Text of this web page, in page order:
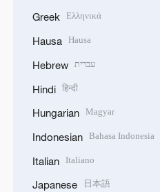
Greek Ελληνικά
Hausa Hausa
Hebrew עברית
Hindi हिन्दी
Hungarian Magyar
Indonesian Bahasa Indonesia
Italian Italiano
Japanese 日本語